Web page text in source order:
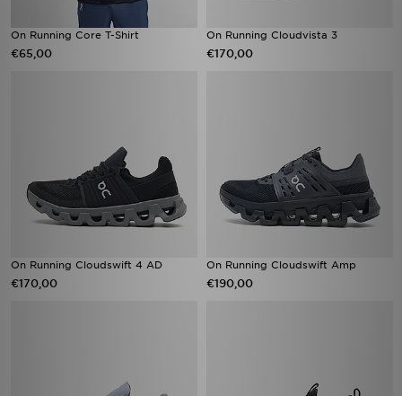
On Running Core T-Shirt
€65,00
On Running Cloudvista 3
€170,00
On Running Cloudswift 4 AD
€170,00
On Running Cloudswift Amp
€190,00